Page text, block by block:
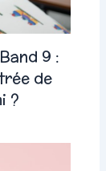
9 :
de
?